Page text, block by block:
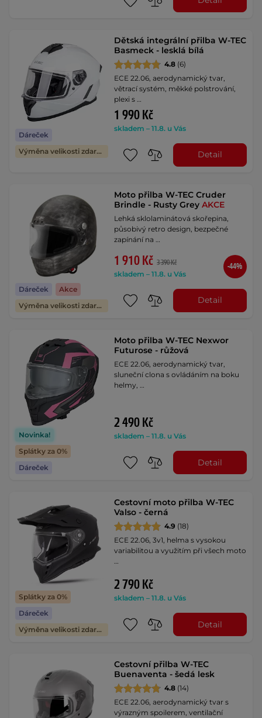
Dáreček
Výměna velikosti zdarma
Dětská integrální přilba W-TEC
Basmeck - lesklá bílá
4.8 (6)
ECE 22.06, aerodynamický tvar,
větrací systém, měkké polstrování,
plexi s …
1 990 Kč
skladem – 11.8. u Vás
Detail
Dáreček
Akce
Výměna velikosti zdarma
Moto přilba W-TEC Cruder
Brindle - Rusty GreyAKCE
Lehká sklolaminátová skořepina,
působivý retro design, bezpečné
zapínání na …
1 910 Kč 3 390 Kč
skladem – 11.8. u Vás
-44%
Detail
Novinka!
Splátky za 0%
Dáreček
Moto přilba W-TEC Nexwor
Futurose - růžová
ECE 22.06, aerodynamický tvar,
sluneční clona s ovládáním na boku
helmy, …
2 490 Kč
skladem – 11.8. u Vás
Detail
Splátky za 0%
Dáreček
Výměna velikosti zdarma
Cestovní moto přilba W-TEC
Valso - černá
4.9 (18)
ECE 22.06, 3v1, helma s vysokou
variabilitou a využitím při všech moto
…
2 790 Kč
skladem – 11.8. u Vás
Detail
Cestovní přilba W-TEC
Buenaventa - šedá lesk
4.8 (14)
ECE 22.06, aerodynamický tvar s
výrazným spoilerem, ventilační